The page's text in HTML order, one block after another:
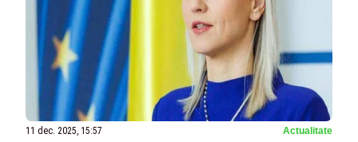
11 dec. 2025, 15:57 Actualitate